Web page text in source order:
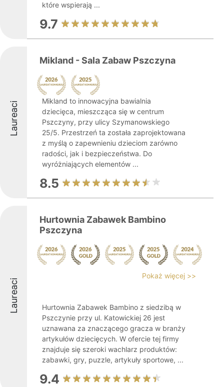
które wspierają ...
9.7
Laureaci
Mikland - Sala Zabaw Pszczyna
Mikland to innowacyjna bawialnia
dziecięca, mieszcząca się w centrum
Pszczyny, przy ulicy Szymanowskiego
25/5. Przestrzeń ta została zaprojektowana
z myślą o zapewnieniu dzieciom zarówno
radości, jak i bezpieczeństwa. Do
wyróżniających elementów ...
8.5
Laureaci
Hurtownia Zabawek Bambino
Pszczyna
Pokaż więcej >>
Hurtownia Zabawek Bambino z siedzibą w
Pszczynie przy ul. Katowickiej 26 jest
uznawana za znaczącego gracza w branży
artykułów dziecięcych. W ofercie tej firmy
znajduje się szeroki wachlarz produktów:
zabawki, gry, puzzle, artykuły sportowe, ...
9.4